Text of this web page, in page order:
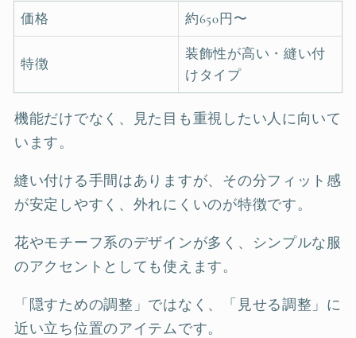
価格 約650円〜
特徴
装飾性が高い・縫い付
けタイプ
機能だけでなく、見た目も重視したい人に向いて
います。
縫い付ける手間はありますが、その分フィット感
が安定しやすく、外れにくいのが特徴です。
花やモチーフ系のデザインが多く、シンプルな服
のアクセントとしても使えます。
「隠すための調整」ではなく、「見せる調整」に
近い立ち位置のアイテムです。